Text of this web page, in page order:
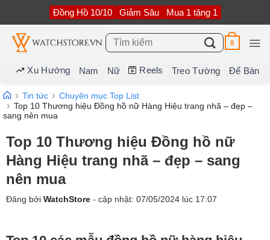
nội
dung
Đồng Hồ 10/10 Giảm Sâu Mua 1 tặng 1
Tìm
kiếm:
0
Xu Hướng Nam Nữ Reels Treo Tường Để Bàn
Tin tức
Chuyên mục Top List
Top 10 Thương hiệu Đồng hồ nữ Hàng Hiệu trang nhã – đẹp –
sang nên mua
Top 10 Thương hiệu Đồng hồ nữ
Hàng Hiệu trang nhã – đẹp – sang
nên mua
Đăng bởi WatchStore - cập nhật: 07/05/2024 lúc 17:07